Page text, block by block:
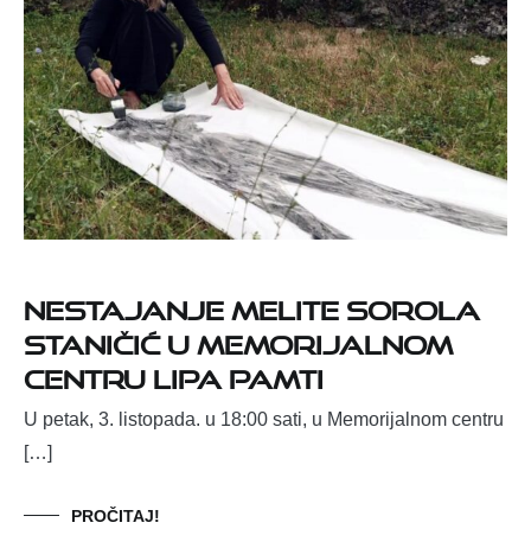
NESTAJANJE MELITE SOROLA
STANIČIĆ U MEMORIJALNOM
CENTRU LIPA PAMTI
U petak, 3. listopada. u 18:00 sati, u Memorijalnom centru
[…]
PROČITAJ!